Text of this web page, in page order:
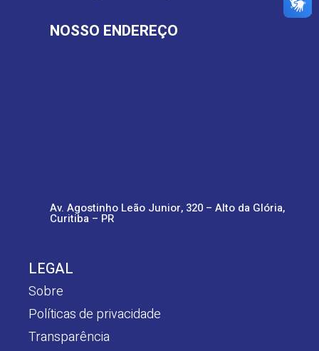
NOSSO ENDEREÇO
Av. Agostinho Leão Junior, 320 – Alto da Glória,
Curitiba – PR
LEGAL
Sobre
Políticas de privacidade
Transparência